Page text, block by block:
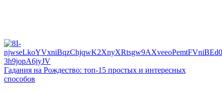
Гадания на Рождество: топ-15 простых и интересных
способов